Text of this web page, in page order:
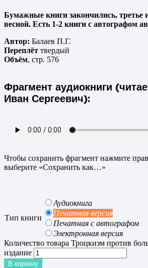
Бумажные книги закончились, третье
весной. Есть 1-2 книги с автографом
Автор: Балаев П.Г.
Переплёт твердый
Объём, стр. 576
Фрагмент аудиокниги
Иван Сергеевич):
Чтобы сохранить фрагмент нажмите
выберите «Сохранить как…»
Тип книги
Аудиокнига
Печатная версия
Печатная с автографом
Электронная версия
Количество товара Троцкизм против
издание
В корзину